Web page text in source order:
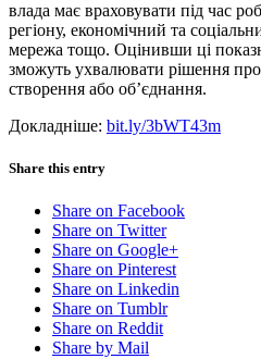
влада має враховувати під час
регіону, економічний та
мережа тощо. Оцінивши ці
зможуть ухвалювати рішення про
створення або об’єднання.
Докладніше: bit.ly/3bWT43m
Share this entry
Share on Facebook
Share on Twitter
Share on Google+
Share on Pinterest
Share on Linkedin
Share on Tumblr
Share on Reddit
Share by Mail